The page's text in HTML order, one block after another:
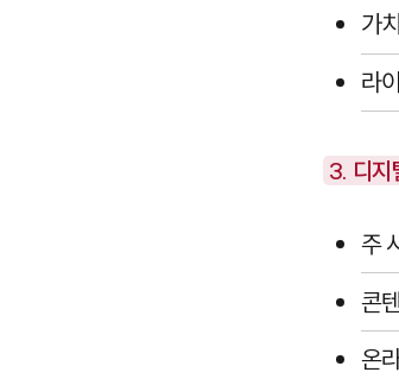
가
라
3. 디지
주
콘
온